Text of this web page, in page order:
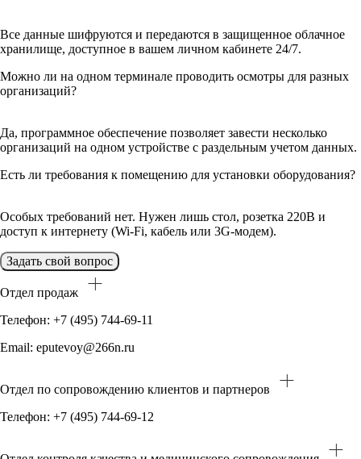
Все данные шифруются и передаются в защищенное облачное
хранилище, доступное в вашем личном кабинете 24/7.
Можно ли на одном терминале проводить осмотры для разных
организаций?
Да, программное обеспечение позволяет завести несколько
организаций на одном устройстве с раздельным учетом данных.
Есть ли требования к помещению для установки оборудования?
Особых требований нет. Нужен лишь стол, розетка 220В и
доступ к интернету (Wi-Fi, кабель или 3G-модем).
Задать свой вопрос
Отдел продаж
Телефон: +7 (495) 744-69-11
Email: eputevoy@266n.ru
Отдел по сопровождению клиентов и партнеров
Телефон: +7 (495) 744-69-12